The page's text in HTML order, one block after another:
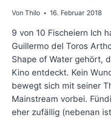
Von Thilo 16. Februar 2018
9 von 10 Fischeiern Ich
Guillermo del Toros
Shape of Water gehört,
Kino entdeckt. Kein
bewegt sich mit seiner
Mainstream vorbei.
eher zufällig (nebenan